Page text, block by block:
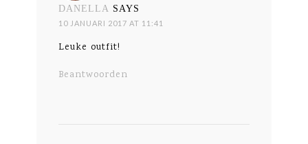
DANELLA SAYS
10 JANUARI 2017 AT 11:41
Leuke outfit!
Beantwoorden